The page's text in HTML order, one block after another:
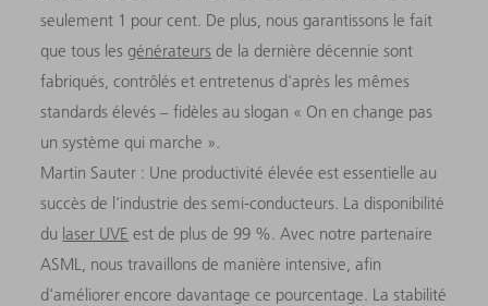
seulement 1 pour cent. De plus, nous garantissons le fait
que tous les générateurs de la dernière décennie sont
fabriqués, contrôlés et entretenus d'après les mêmes
standards élevés – fidèles au slogan « On en change pas
un système qui marche ».
Martin Sauter : Une productivité élevée est essentielle au
succès de l'industrie des semi-conducteurs. La disponibilité
du laser UVE est de plus de 99 %. Avec notre partenaire
ASML, nous travaillons de manière intensive, afin
d'améliorer encore davantage ce pourcentage. La stabilité